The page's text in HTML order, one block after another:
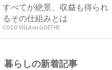
すべてが絶景、収益も得られ
るその仕組みとは
COCO VILLA on GOETHE
暮らしの新着記事